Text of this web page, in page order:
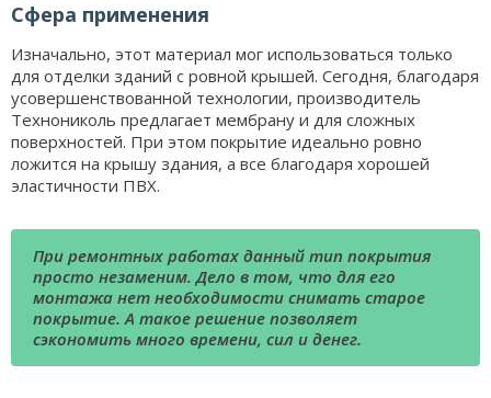
Сфера применения
Изначально, этот материал мог использоваться только
для отделки зданий с ровной крышей. Сегодня, благодаря
усовершенствованной технологии, производитель
Технониколь предлагает мембрану и для сложных
поверхностей. При этом покрытие идеально ровно
ложится на крышу здания, а все благодаря хорошей
эластичности ПВХ.
При ремонтных работах данный тип покрытия
просто незаменим. Дело в том, что для его
монтажа нет необходимости снимать старое
покрытие. А такое решение позволяет
сэкономить много времени, сил и денег.